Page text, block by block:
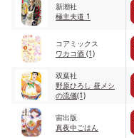
新潮社
極主夫道 1
コアミックス
ワカコ酒 (1)
双葉社
野原ひろし 昼メシ
の流儀(1)
宙出版
真夜中ごはん